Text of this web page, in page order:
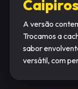
A versão
Trocamos a
sabor
versátil, com